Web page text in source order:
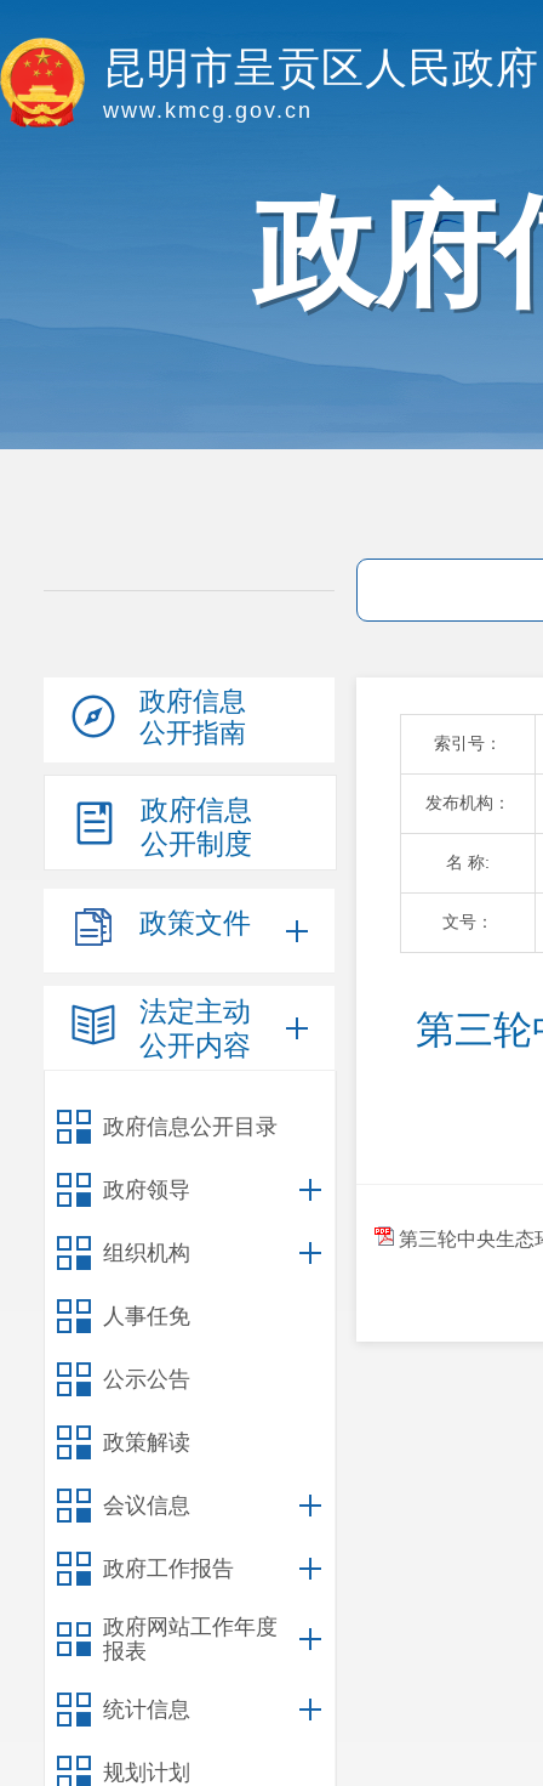
昆明市呈贡区人民政府
www.kmcg.gov.cn
政府
政府信息
公开指南
政府信息
公开制度
政策文件
法定主动
公开内容
政府信息公开目录
政府领导
组织机构
人事任免
公示公告
政策解读
会议信息
政府工作报告
政府网站工作年度
报表
统计信息
规划计划
索引号：
发布机构：
名 称:
文号：
第三
第三轮中央生态